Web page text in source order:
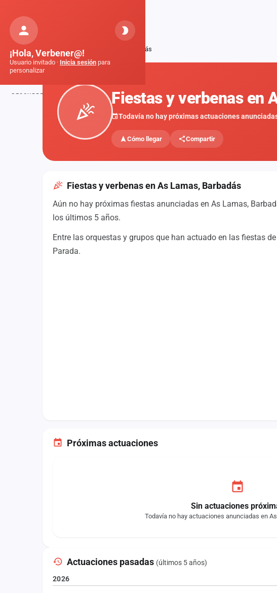
Inicio Fiestas As Lamas, Barbadás
Fiestas y verbenas en
Todavía no hay próximas actuaciones
Cómo llegar Compartir
Fiestas y verbenas en As Lamas, Barbadás
Aún no hay próximas fiestas anunciadas en As Lamas,
los últimos 5 años.
Entre las orquestas y grupos que han actuado en las fiestas
Parada.
Próximas actuaciones
Sin actuaciones
Todavía no hay actuaciones anunciadas en
Actuaciones pasadas (últimos 5 años)
2026
¡Hola, Verbener@!
Usuario invitado · Inicia sesión para
personalizar
DESCUBRE
Formaciones
Componentes